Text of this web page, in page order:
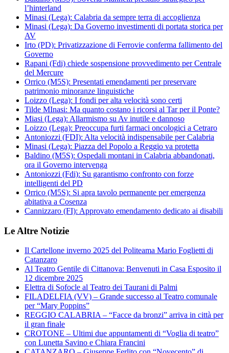
l’hinterland
Minasi (Lega): Calabria da sempre terra di accoglienza
Minasi (Lega): Da Governo investimenti di portata storica per
AV
Irto (PD): Privatizzazione di Ferrovie conferma fallimento del
Governo
Rapani (Fdi) chiede sospensione provvedimento per Centrale
del Mercure
Orrico (M5S): Presentati emendamenti per preservare
patrimonio minoranze linguistiche
Loizzo (Lega): I fondi per alta velocità sono certi
Tilde MInasi: Ma quanto costano i ricorsi al Tar per il Ponte?
Miasi (Lega): Allarmismo su Av inutile e dannoso
Loizzo (Lega): Preoccupa furti farmaci oncologici a Cetraro
Antoniozzi (FDI): Alta velocità indispensabile per Calabria
Minasi (Lega): Piazza del Popolo a Reggio va protetta
Baldino (M5S): Ospedali montani in Calabria abbandonati,
ora il Governo intervenga
Antoniozzi (Fdi): Su garantismo confronto con forze
intelligenti del PD
Orrico (M5S): Si apra tavolo permanente per emergenza
abitativa a Cosenza
Cannizzaro (FI): Approvato emendamento dedicato ai disabili
Le Altre Notizie
Il Cartellone inverno 2025 del Politeama Mario Foglietti di
Catanzaro
Al Teatro Gentile di Cittanova: Benvenuti in Casa Esposito il
12 dicembre 2025
Elettra di Sofocle al Teatro dei Taurani di Palmi
FILADELFIA (VV) – Grande successo al Teatro comunale
per “Mary Poppins”
REGGIO CALABRIA – “Facce da bronzi” arriva in città per
il gran finale
CROTONE – Ultimi due appuntamenti di “Voglia di teatro”
con Lunetta Savino e Chiara Francini